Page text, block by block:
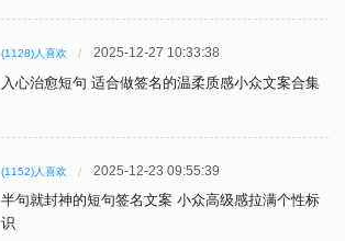
(1128)人喜欢 2025-12-27 10:33:38
入心治愈短句 适合做签名的温柔质感小众文案合集
(1152)人喜欢 2025-12-23 09:55:39
半句就封神的短句签名文案 小众高级感拉满个性标
识